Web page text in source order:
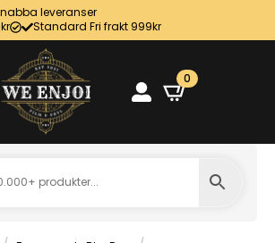
leveranser
Standard Fri frakt 999kr
0